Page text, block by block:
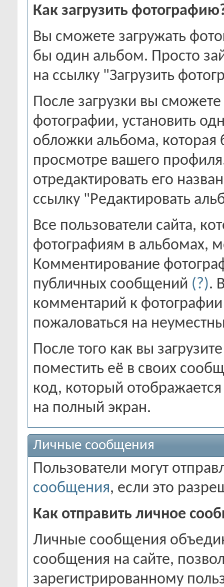
Как загрузить
Вы сможете загружать
бы один альбом. Просто
на ссылку "Загрузить
После загрузки вы
фотографии, установить
обложки альбома, которая
просмотре вашего
отредактировать его
ссылку "Редактировать
Все пользователи сайта,
фотографиям в альбомах,
Комментирование
публичных сообщений (?).
комментарий к
пожаловаться на
После того как вы
поместить её в своих
код, который
на полный экран.
Личные сообщения
Пользователи могут
сообщения, если это
Как отправить личное
Личные сообщения
сообщения на сайте,
зарегистрированному